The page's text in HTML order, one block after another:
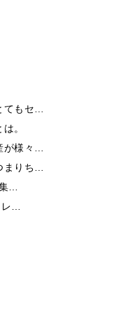
てもセ…
。
が様々…
まりち…
…
…